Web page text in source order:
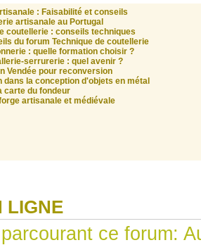
: Faisabilité et conseils
artisanale au Portugal
coutellerie : conseils techniques
du forum Technique de coutellerie
: quelle formation choisir ?
serrurerie : quel avenir ?
Vendée pour reconversion
dans la conception d'objets en métal
carte du fondeur
artisanale et médiévale
LIGNE
ce forum: